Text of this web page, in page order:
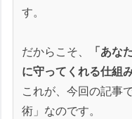
す。
だからこそ、
「あな
に守ってくれる仕組み
これが、今回の記事
術」なのです。